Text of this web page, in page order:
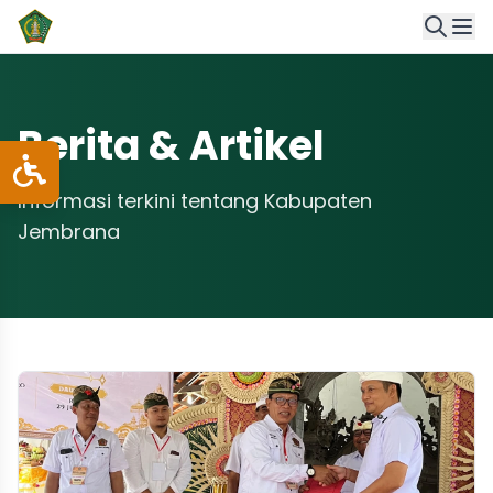
Berita & Artikel
Informasi terkini tentang Kabupaten
Jembrana